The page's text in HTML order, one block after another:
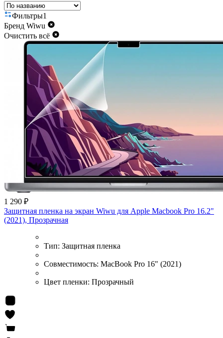
Фильтры1
Бренд Wiwu
Очистить всё
1 290 ₽
Защитная пленка на экран Wiwu для Apple Macbook Pro 16.2"
(2021), Прозрачная
Тип: Защитная пленка
Совместимость: MacBook Pro 16" (2021)
Цвет пленки: Прозрачный